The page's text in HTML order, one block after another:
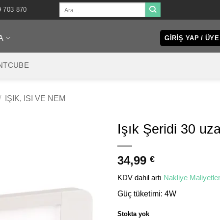
703 870
GIRIŞ YAP /
IŞIK, ISI VE NEM
Işık Şeridi 30
34,99 €
KDV dahil artı Nakliye
Güç tüketimi: 4W
Stokta yok